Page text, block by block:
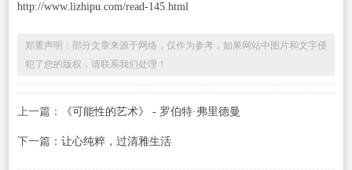
http://www.lizhipu.com/read-145.html
郑重声明：部分文章来源于网络，仅作为参考，如果网站中图片和文字侵
犯了您的版权，请联系我们处理！
上一篇： 《可能性的艺术》 - 罗伯特·弗里德曼
下一篇： 让心纯粹，过清雅生活